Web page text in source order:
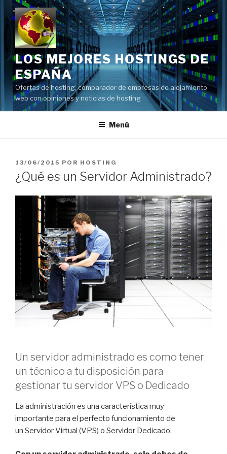
Saltar
contenido
LOS MEJORES HOSTINGS DE
ESPAÑA
Ofertas de hosting, comparador de empresas de alojamiento
web con opiniones y noticias de hosting
Menú
PUBLICADO
EL
13/06/2015 POR HOSTING
¿Qué es un Servidor Administrado?
Un servidor administrado es como tener
un técnico a tu disposición para
gestionar tu servidor VPS o Dedicado
La administración es una característica muy
importante para el perfecto funcionamiento de
un Servidor Virtual (VPS) o Servidor Dedicado.